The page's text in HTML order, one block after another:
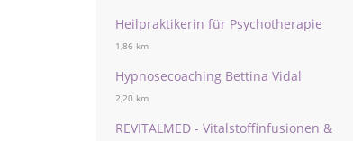
Heilpraktikerin für Psychotherapie
1,86 km
Hypnosecoaching Bettina Vidal
2,20 km
REVITALMED - Vitalstoffinfusionen &